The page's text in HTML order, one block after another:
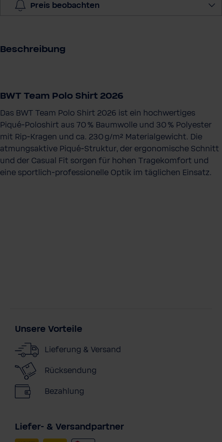
Preis beobachten
Beschreibung
BWT Team Polo Shirt 2026
Das BWT Team Polo Shirt 2026 ist ein hochwertiges
Piqué‑Poloshirt aus 70 % Baumwolle und 30 % Polyester
mit Rip‑Kragen und ca. 230 g/m² Materialgewicht. Die
atmungsaktive Piqué‑Struktur, der ergonomische Schnitt
und der Casual Fit sorgen für hohen Tragekomfort und
eine sportlich‑professionelle Optik im täglichen Einsatz.
Unsere Vorteile
Lieferung & Versand
Rücksendung
Bezahlung
Liefer- & Versandpartner